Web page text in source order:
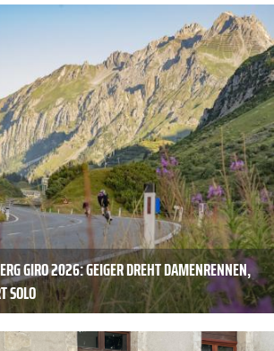
GIRO 2026: GEIGER DREHT DAMENRENNEN,
SOLO